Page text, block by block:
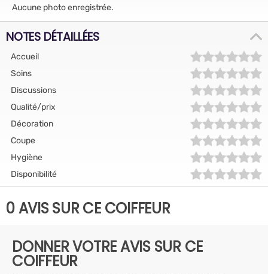
Aucune photo enregistrée.
NOTES DÉTAILLÉES
Accueil
Soins
Discussions
Qualité/prix
Décoration
Coupe
Hygiène
Disponibilité
0 AVIS SUR CE COIFFEUR
DONNER VOTRE AVIS SUR CE
COIFFEUR